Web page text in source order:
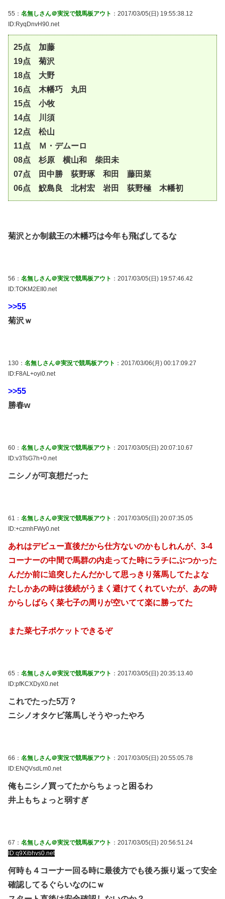
55： 名無しさん＠実況で競馬板アウト ：2017/03/05(日) 19:55:38.12
ID:RyqDnvH90.net
25点 加藤
19点 菊沢
18点 大野
16点 木幡巧 丸田
15点 小牧
14点 川須
12点 松山
11点 Ｍ・デムーロ
08点 杉原 横山和 柴田未
07点 田中勝 荻野琢 和田 藤田菜
06点 鮫島良 北村宏 岩田 荻野極 木幡初
菊沢とか制裁王の木幡巧は今年も飛ばしてるな
56： 名無しさん＠実況で競馬板アウト ：2017/03/05(日) 19:57:46.42
ID:TOKM2EII0.net
>>55
菊沢ｗ
130： 名無しさん＠実況で競馬板アウト ：2017/03/06(月) 00:17:09.27
ID:F8AL+oyi0.net
>>55
勝春w
60： 名無しさん＠実況で競馬板アウト ：2017/03/05(日) 20:07:10.67
ID:v3TsG7h+0.net
ニシノが可哀想だった
61： 名無しさん＠実況で競馬板アウト ：2017/03/05(日) 20:07:35.05
ID:+czmhFWy0.net
あれはデビュー直後だから仕方ないのかもしれんが、3-4
コーナーの中間で馬群の内走ってた時にラチにぶつかった
んだか前に追突したんだかして思っきり落馬してたよな
たしかあの時は後続がうまく避けてくれていたが、あの時
からしばらく菜七子の周りが空いてて楽に勝ってた
また菜七子ポケットできるぞ
65： 名無しさん＠実況で競馬板アウト ：2017/03/05(日) 20:35:13.40
ID:pfKCXDyX0.net
これでたった5万？
ニシノオタケビ落馬しそうやったやろ
66： 名無しさん＠実況で競馬板アウト ：2017/03/05(日) 20:55:05.78
ID:ENQVsdLm0.net
俺もニシノ買ってたからちょっと困るわ
井上もちょっと弱すぎ
67： 名無しさん＠実況で競馬板アウト ：2017/03/05(日) 20:56:51.24
ID:q9Xibhvs0.net
何時も４コーナー回る時に最後方でも後ろ振り返って安全
確認してるぐらいなのにｗ